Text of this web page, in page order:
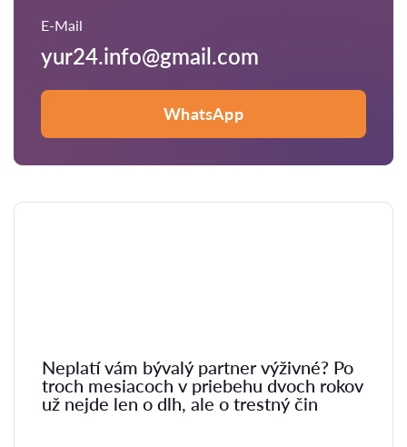
E-Mail
yur24.info@gmail.com
WhatsApp
Neplatí vám bývalý partner výživné? Po
troch mesiacoch v priebehu dvoch rokov
už nejde len o dlh, ale o trestný čin